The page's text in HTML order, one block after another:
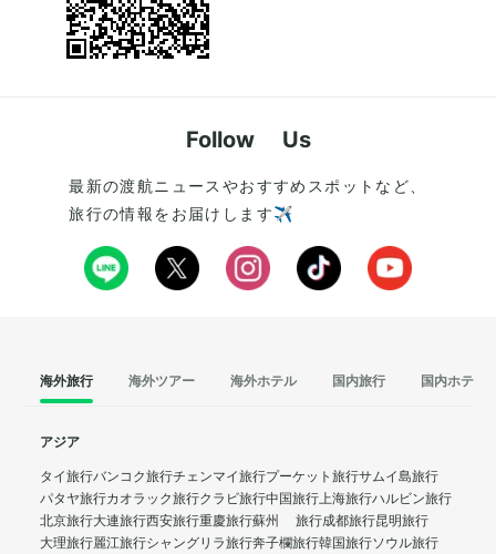
Follow Us
最新の渡航ニュースやおすすめスポットなど、
旅行の情報をお届けします✈️
海外旅行 海外ツアー 海外ホテル 国内旅行 国内ホテル
アジア
タイ旅行バンコク旅行チェンマイ旅行プーケット旅行サムイ島旅行
パタヤ旅行カオラック旅行クラビ旅行中国旅行上海旅行ハルビン旅行
北京旅行大連旅行西安旅行重慶旅行蘇州 旅行成都旅行昆明旅行
大理旅行麗江旅行シャングリラ旅行奔子欄旅行韓国旅行ソウル旅行